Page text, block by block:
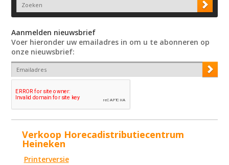
Aanmelden nieuwsbrief
Voer hieronder uw emailadres in om u te abonneren op
onze nieuwsbrief:
Verkoop Horecadistributiecentrum
Heineken
Printerversie